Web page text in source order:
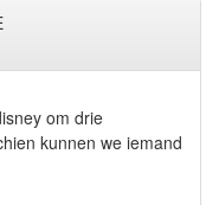
om drie
kunnen we iemand